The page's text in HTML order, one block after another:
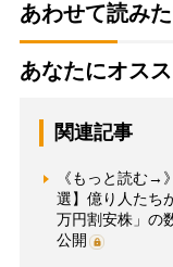
あわせて読み
あなたにオス
関連記事
《もっと読む→
選】億り人たち
万円割安株」の
公開